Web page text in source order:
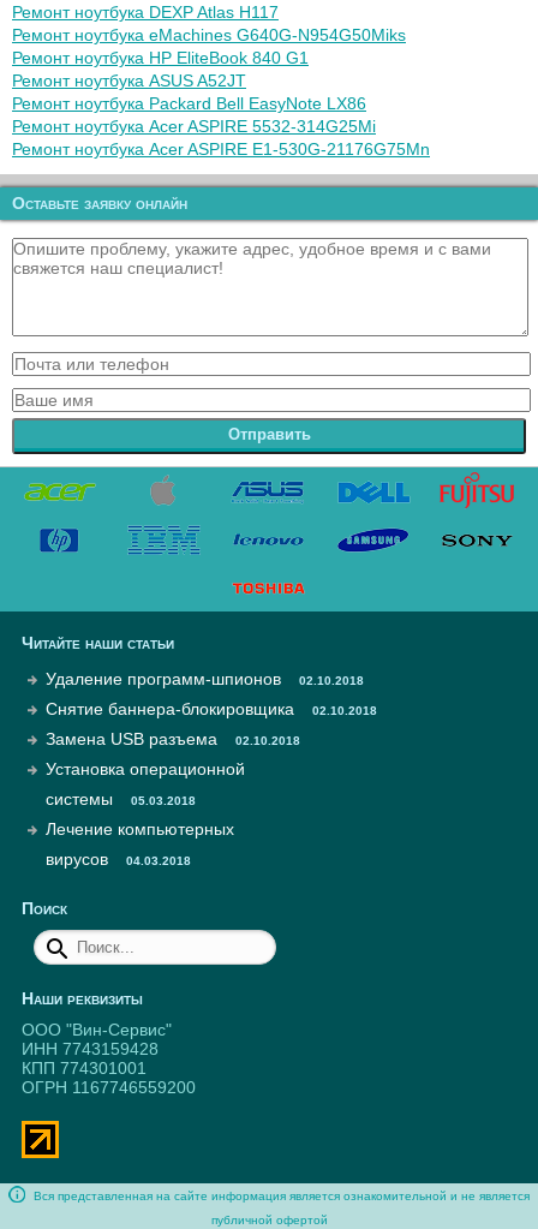
Ремонт ноутбука DEXP Atlas H117
Ремонт ноутбука eMachines G640G-N954G50Miks
Ремонт ноутбука HP EliteBook 840 G1
Ремонт ноутбука ASUS A52JT
Ремонт ноутбука Packard Bell EasyNote LX86
Ремонт ноутбука Acer ASPIRE 5532-314G25Mi
Ремонт ноутбука Acer ASPIRE E1-530G-21176G75Mn
Оставьте заявку онлайн
Отправить
Читайте наши статьи
Удаление программ-шпионов
02.10.2018
Снятие баннера-блокировщика 02.10.2018
Замена USB разъема 02.10.2018
Установка операционной
системы
05.03.2018
Лечение компьютерных
вирусов
04.03.2018
Поиск
Наши реквизиты
ООО "Вин-Сервис"
ИНН 7743159428
КПП 774301001
ОГРН 1167746559200
Вся представленная на сайте информация является ознакомительной и не является
публичной офертой